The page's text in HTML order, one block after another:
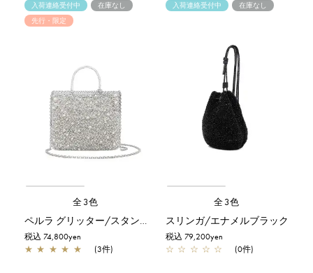
入荷連絡受付中
在庫なし
先行・限定
全3色
ペルラ グリッター/スタンダード Z/シルバー【一部店舗先行販売商品】
税込 74,800yen
★ ★ ★ ★ ★ (3件)
入荷連絡受付中 在庫なし
全3色
スリンガ/エナメルブラック
税込 79,200yen
☆ ☆ ☆ ☆ ☆ (0件)